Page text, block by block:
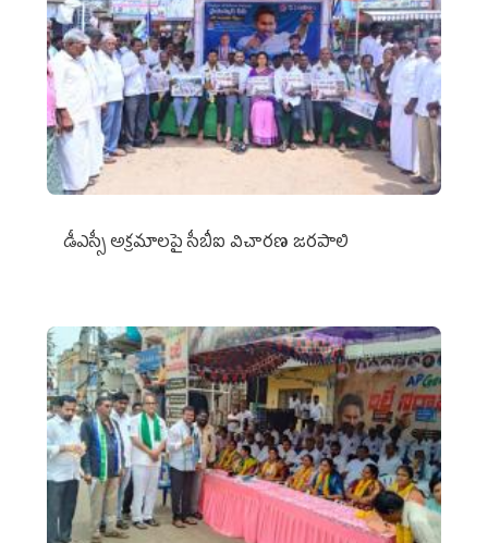
డీఎస్సీ అక్రమాలపై సీబీఐ విచారణ జరపాలి